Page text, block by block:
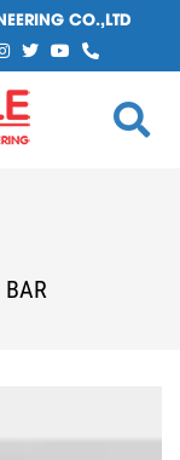
CO.,LTD
BAR